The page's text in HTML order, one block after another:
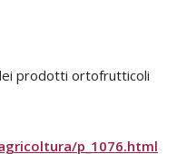
prodotti ortofrutticoli
p_1076.html